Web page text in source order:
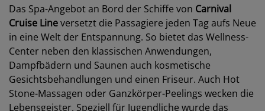
Das Spa-Angebot an Bord der Schiffe von Carnival
Cruise Lineversetzt die Passagiere jeden Tag aufs Neue
in eine Welt der Entspannung. So bietet das Wellness-
Center neben den klassischen Anwendungen,
Dampfbädern und Saunen auch kosmetische
Gesichtsbehandlungen und einen Friseur. Auch Hot
Stone-Massagen oder Ganzkörper-Peelings wecken die
Lebensgeister. Speziell für Jugendliche wurde das